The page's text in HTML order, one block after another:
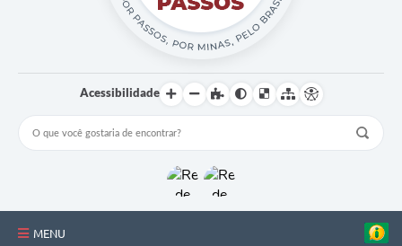
Acessibilidade
MENU